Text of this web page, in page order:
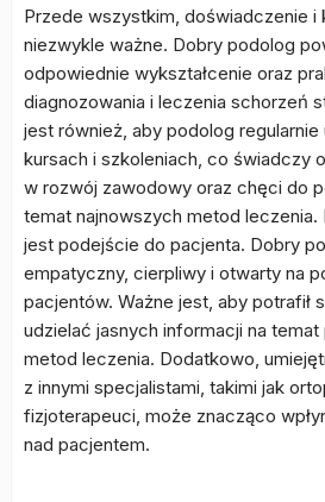
Przede wszystkim, doświadczenie i
niezwykle ważne. Dobry podolog
odpowiednie wykształcenie oraz
diagnozowania i leczenia schorzeń
jest również, aby podolog regularnie
kursach i szkoleniach, co świadczy
w rozwój zawodowy oraz chęci do
temat najnowszych metod leczenia.
jest podejście do pacjenta. Dobry
empatyczny, cierpliwy i otwarty na
pacjentów. Ważne jest, aby potrafił
udzielać jasnych informacji na
metod leczenia. Dodatkowo,
z innymi specjalistami, takimi jak
fizjoterapeuci, może znacząco
nad pacjentem.